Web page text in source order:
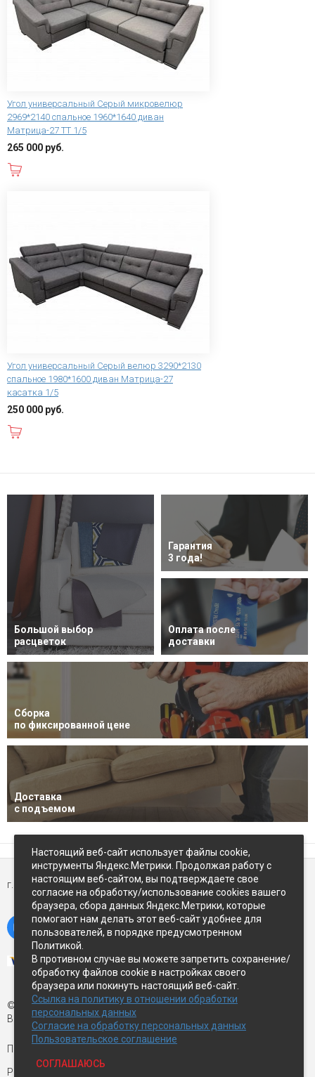
Угол универсальный Серый микровелюр
2969*2140 спальное 1960*1640 диван
Матрица-27 ТТ 1/5
265 000 руб.
Угол универсальный Серый велюр 3290*2130
спальное 1980*1600 диван Матрица-27
касатка 1/5
250 000 руб.
Большой выбор
расцветок
Гарантия
3 года!
Оплата после
доставки
Сборка
по фиксированной цене
Доставка
с подъемом
г. Петропавловск-Камчатский,ул Восточное-шоссе, д.5
© Экспострой, 2026 г.
Все права защищены
Письмо директору:
Разработка сайта —
Настоящий веб-сайт использует файлы cookie,
инструменты Яндекс.Метрики. Продолжая работу с
настоящим веб-сайтом, вы подтверждаете свое
согласие на обработку/использование cookies вашего
браузера, сбора данных Яндекс.Метрики, которые
помогают нам делать этот веб-сайт удобнее для
пользователей, в порядке предусмотренном
Политикой.
В противном случае вы можете запретить сохранение/
обработку файлов cookie в настройках своего
браузера или покинуть настоящий веб-сайт.
Ссылка на политику в отношении обработки
персональных данных
Согласие на обработку персональных данных
Пользовательское соглашение
СОГЛАШАЮСЬ